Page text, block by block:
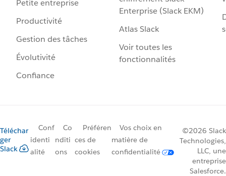
Petite entreprise
Productivité
Gestion des tâches
Évolutivité
Confiance
Enterprise (Slack EKM)
Atlas Slack
Voir toutes les
fonctionnalités
Téléchar
ger
Slack
Conf
identi
alité
Co
nditi
ons
Préféren
ces de
cookies
Vos choix en
matière de
confidentialité
©2026 Slack
Technologies,
LLC, une
entreprise
Salesforce.